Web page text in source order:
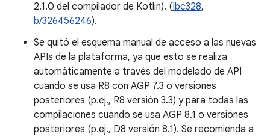
2.1.0 del compilador de Kotlin). (Ibc328,
b/326456246).
Se quitó el esquema manual de acceso a las nuevas
APIs de la plataforma, ya que esto se realiza
automáticamente a través del modelado de API
cuando se usa R8 con AGP 7.3 o versiones
posteriores (p.ej., R8 versión 3.3) y para todas las
compilaciones cuando se usa AGP 8.1 o versiones
posteriores (p.ej., D8 versión 8.1). Se recomienda a